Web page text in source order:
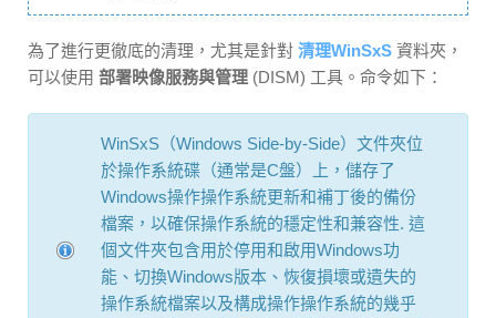
為了進行更徹底的清理，尤其是針對 清理WinSxS 資料夾，
可以使用 部署映像服務與管理 (DISM) 工具。命令如下：
WinSxS（Windows Side-by-Side）文件夾位
於操作系統碟（通常是C盤）上，儲存了
Windows操作操作系統更新和補丁後的備份
檔案，以確保操作系統的穩定性和兼容性. 這
個文件夾包含用於停用和啟用Windows功
能、切換Windows版本、恢復損壞或遺失的
操作系統檔案以及構成操作操作系統的幾乎